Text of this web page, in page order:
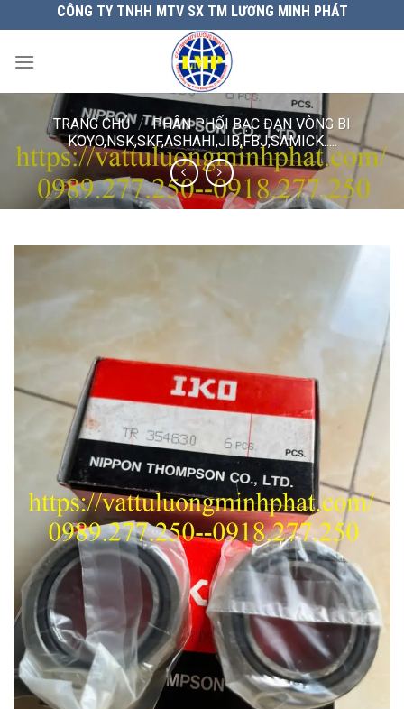
đến
nội
CÔNG TY TNHH MTV SX TM LƯƠNG MINH PHÁT
TRANG CHỦ / PHÂN PHỐI BẠC ĐẠN VÒNG BI
KOYO,NSK,SKF,ASHAHI,JIB,FBJ,SAMICK.....